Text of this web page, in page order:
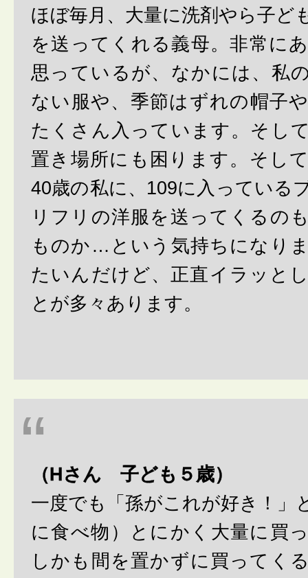
ほぼ毎月、大量に洗剤やら子ど
を送ってくれる義母。非常に
思っているが、なかには、私
ない服や、季節はずれの帽子
たくさん入っています。そし
置き場所にも困ります。そし
40歳の私に、109に入っている
リフリの洋服を送ってくるの
ものか…という気持ちになり
たいんだけど、正直イラッと
とが多々あります。
（Hさん 子ども５歳）
一度でも「孫がこれが好き！」
に食べ物）とにかく大量に買
しかも間を置かずに買ってく